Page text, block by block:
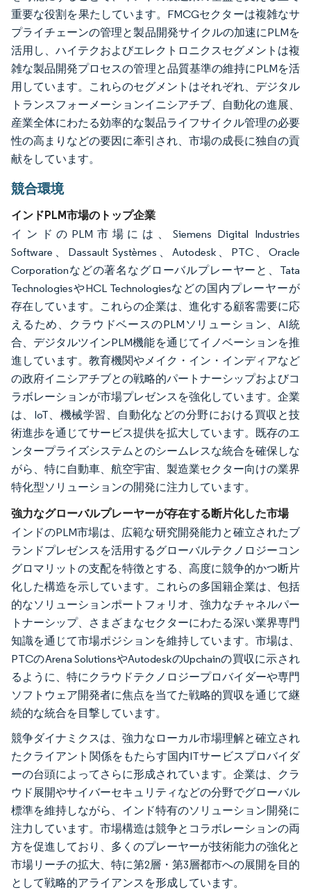
重要な役割を果たしています。FMCGセクターは複雑なサ
プライチェーンの管理と製品開発サイクルの加速にPLMを
活用し、ハイテクおよびエレクトロニクスセグメントは複
雑な製品開発プロセスの管理と品質基準の維持にPLMを活
用しています。これらのセグメントはそれぞれ、デジタル
トランスフォーメーションイニシアチブ、自動化の進展、
産業全体にわたる効率的な製品ライフサイクル管理の必要
性の高まりなどの要因に牽引され、市場の成長に独自の貢
献をしています。
競合環境
インドPLM市場のトップ企業
インドのPLM市場には、Siemens Digital Industries
Software、Dassault Systèmes、Autodesk、PTC、Oracle
Corporationなどの著名なグローバルプレーヤーと、Tata
TechnologiesやHCL Technologiesなどの国内プレーヤーが
存在しています。これらの企業は、進化する顧客需要に応
えるため、クラウドベースのPLMソリューション、AI統
合、デジタルツインPLM機能を通じてイノベーションを推
進しています。教育機関やメイク・イン・インディアなど
の政府イニシアチブとの戦略的パートナーシップおよびコ
ラボレーションが市場プレゼンスを強化しています。企業
は、IoT、機械学習、自動化などの分野における買収と技
術進歩を通じてサービス提供を拡大しています。既存のエ
ンタープライズシステムとのシームレスな統合を確保しな
がら、特に自動車、航空宇宙、製造業セクター向けの業界
特化型ソリューションの開発に注力しています。
強力なグローバルプレーヤーが存在する断片化した市場
インドのPLM市場は、広範な研究開発能力と確立されたブ
ランドプレゼンスを活用するグローバルテクノロジーコン
グロマリットの支配を特徴とする、高度に競争的かつ断片
化した構造を示しています。これらの多国籍企業は、包括
的なソリューションポートフォリオ、強力なチャネルパー
トナーシップ、さまざまなセクターにわたる深い業界専門
知識を通じて市場ポジションを維持しています。市場は、
PTCのArena SolutionsやAutodeskのUpchainの買収に示され
るように、特にクラウドテクノロジープロバイダーや専門
ソフトウェア開発者に焦点を当てた戦略的買収を通じて継
続的な統合を目撃しています。
競争ダイナミクスは、強力なローカル市場理解と確立され
たクライアント関係をもたらす国内ITサービスプロバイダ
ーの台頭によってさらに形成されています。企業は、クラ
ウド展開やサイバーセキュリティなどの分野でグローバル
標準を維持しながら、インド特有のソリューション開発に
注力しています。市場構造は競争とコラボレーションの両
方を促進しており、多くのプレーヤーが技術能力の強化と
市場リーチの拡大、特に第2層・第3層都市への展開を目的
として戦略的アライアンスを形成しています。